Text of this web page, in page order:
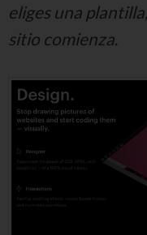
eliges una
sitio comienza